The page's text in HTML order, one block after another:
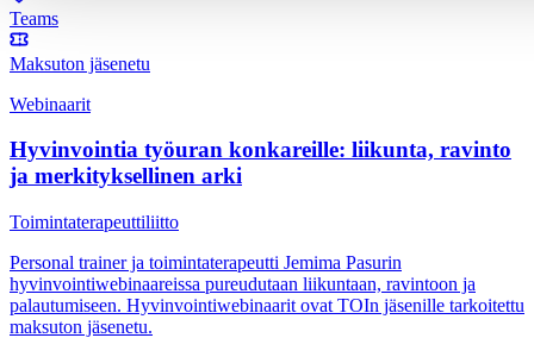
Teams
Maksuton jäsenetu
Webinaarit
Hyvinvointia työuran konkareille: liikunta, ravinto
ja merkityksellinen arki
Toimintaterapeuttiliitto
Personal trainer ja toimintaterapeutti Jemima Pasurin
hyvinvointiwebinaareissa pureudutaan liikuntaan, ravintoon ja
palautumiseen. Hyvinvointiwebinaarit ovat TOIn jäsenille tarkoitettu
maksuton jäsenetu.